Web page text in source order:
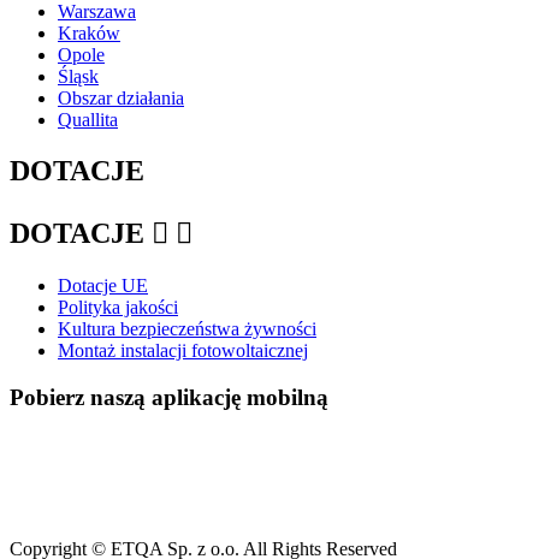
Warszawa
Kraków
Opole
Śląsk
Obszar działania
Quallita
DOTACJE
DOTACJE  
Dotacje UE
Polityka jakości
Kultura bezpieczeństwa żywności
Montaż instalacji fotowoltaicznej
Pobierz naszą aplikację mobilną
Copyright © ETQA Sp. z o.o. All Rights Reserved